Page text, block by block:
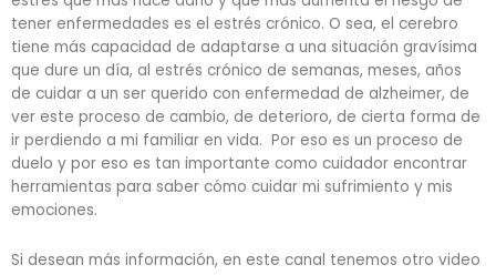
tener enfermedades es el estrés crónico. O sea, el cerebro
tiene más capacidad de adaptarse a una situación gravísima
que dure un día, al estrés crónico de semanas, meses, años
de cuidar a un ser querido con enfermedad de alzheimer, de
ver este proceso de cambio, de deterioro, de cierta forma de
ir perdiendo a mi familiar en vida. Por eso es un proceso de
duelo y por eso es tan importante como cuidador encontrar
herramientas para saber cómo cuidar mi sufrimiento y mis
emociones.
Si desean más información, en este canal tenemos otro video